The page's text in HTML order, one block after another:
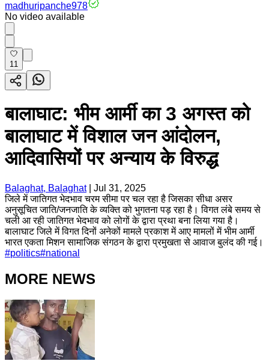
madhuripanche978
No video available
11
बालाघाट: भीम आर्मी का 3 अगस्त को
बालाघाट में विशाल जन आंदोलन,
आदिवासियों पर अन्याय के विरुद्ध
Balaghat, Balaghat| Jul 31, 2025
जिले में जातिगत भेदभाव चरम सीमा पर चल रहा है जिसका सीधा असर
अनुसूचित जाति/जनजाति के व्यक्ति को भुगतना पड़ रहा है। विगत लंबे समय से
चली आ रही जातिगत भेदभाव को लोगों के द्वारा प्रथा बना लिया गया है।
बालाघाट जिले में विगत दिनों अनेकों मामले प्रकाश में आए मामलों में भीम आर्मी
भारत एकता मिशन सामाजिक संगठन के द्वारा प्रमुखता से आवाज बुलंद की गई।
#politics#national
MORE NEWS